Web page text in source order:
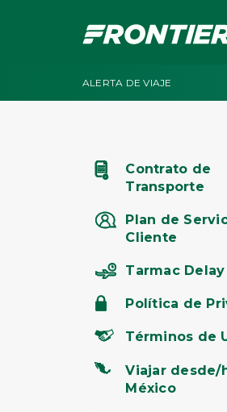
ALERTA DE VIAJE
Contrato de
Transporte
Plan de
Cliente
Tarmac Delay
Política de
Términos de
Viajar desde/
México